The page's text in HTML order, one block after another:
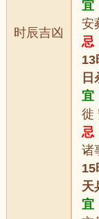
时辰吉凶
宜
安
忌
13
日
宜
徙
忌
诸
15
天
宜